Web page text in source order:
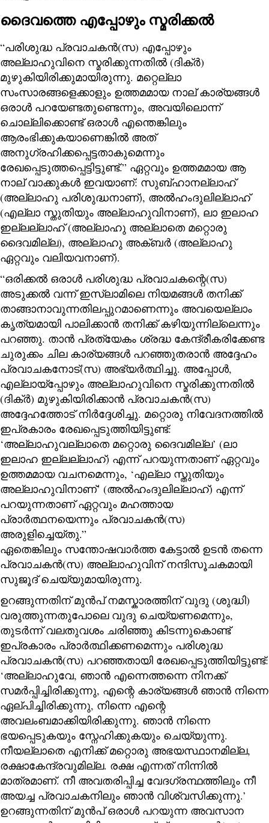
ദൈവത്തെ എപ്പോഴും സ്മരിക്കൽ
“പരിശുദ്ധ പ്രവാചകൻ(സ) എപ്പോഴും
അല്ലാഹുവിനെ സ്മരിക്കുന്നതിൽ (ദിക്ർ)
മുഴുകിയിരിക്കുമായിരുന്നു. മറ്റെല്ലാ
സംസാരങ്ങളെക്കാളും ഉത്തമമായ നാല് കാര്യങ്ങൾ
ഒരാൾ പറയേണ്ടതുണ്ടെന്നും, അവയിലൊന്ന്
ചൊല്ലിക്കൊണ്ട് ഒരാൾ എന്തെങ്കിലും
ആരംഭിക്കുകയാണെങ്കിൽ അത്
അനുഗ്രഹിക്കപ്പെട്ടതാകുമെന്നും
രേഖപ്പെടുത്തപ്പെട്ടിട്ടുണ്ട്.” ഏറ്റവും ഉത്തമമായ ആ
നാല് വാക്കുകൾ ഇവയാണ്: സുബ്ഹാനല്ലാഹ്
(അല്ലാഹു പരിശുദ്ധനാണ്), അൽഹംദുലില്ലാഹ്
(എല്ലാ സ്തുതിയും അല്ലാഹുവിനാണ്), ലാ ഇലാഹ
ഇല്ലല്ലാഹ് (അല്ലാഹു അല്ലാതെ മറ്റൊരു
ദൈവമില്ല), അല്ലാഹു അക്ബർ (അല്ലാഹു
ഏറ്റവും വലിയവനാണ്).
“ഒരിക്കൽ ഒരാൾ പരിശുദ്ധ പ്രവാചകന്റെ(സ)
അടുക്കൽ വന്ന് ഇസ്‌ലാമിലെ നിയമങ്ങൾ തനിക്ക്
താങ്ങാനാവുന്നതിലപ്പുറമാണെന്നും അവയെല്ലാം
കൃത്യമായി പാലിക്കാൻ തനിക്ക് കഴിയുന്നില്ലെന്നും
പറഞ്ഞു. താൻ പ്രത്യേകം ശ്രദ്ധ കേന്ദ്രീകരിക്കേണ്ട
ചുരുക്കം ചില കാര്യങ്ങൾ പറഞ്ഞുതരാൻ അദ്ദേഹം
പ്രവാചകനോട്(സ) അഭ്യർത്ഥിച്ചു. അപ്പോൾ,
എല്ലായ്‌പ്പോഴും അല്ലാഹുവിനെ സ്മരിക്കുന്നതിൽ
(ദിക്ർ) മുഴുകിയിരിക്കാൻ പ്രവാചകൻ(സ)
അദ്ദേഹത്തോട് നിർദ്ദേശിച്ചു. മറ്റൊരു നിവേദനത്തിൽ
ഇപ്രകാരം രേഖപ്പെടുത്തിയിട്ടുണ്ട്:
‘അല്ലാഹുവല്ലാതെ മറ്റൊരു ദൈവമില്ല’ (ലാ
ഇലാഹ ഇല്ലല്ലാഹ്) എന്ന് പറയുന്നതാണ് ഏറ്റവും
ഉത്തമമായ വചനമെന്നും, ‘എല്ലാ സ്തുതിയും
അല്ലാഹുവിനാണ്’ (അൽഹംദുലില്ലാഹ്) എന്ന്
പറയുന്നതാണ് ഏറ്റവും മഹത്തായ
പ്രാർത്ഥനയെന്നും പ്രവാചകൻ(സ)
അരുളിച്ചെയ്തു.”
ഏതെങ്കിലും സന്തോഷവാർത്ത കേട്ടാൽ ഉടൻ തന്നെ
പ്രവാചകൻ(സ) അല്ലാഹുവിന് നന്ദിസൂചകമായി
സുജൂദ് ചെയ്യുമായിരുന്നു.
ഉറങ്ങുന്നതിന് മുൻപ് നമസ്കാരത്തിന് വുദു (ശുദ്ധി)
വരുത്തുന്നതുപോലെ വുദു ചെയ്യണമെന്നും,
തുടർന്ന് വലതുവശം ചരിഞ്ഞു കിടന്നുകൊണ്ട്
ഇപ്രകാരം പ്രാർത്ഥിക്കണമെന്നും പരിശുദ്ധ
പ്രവാചകൻ(സ) പറഞ്ഞതായി രേഖപ്പെടുത്തിയിട്ടുണ്ട്:
‘അല്ലാഹുവേ, ഞാൻ എന്നെത്തന്നെ നിനക്ക്
സമർപ്പിച്ചിരിക്കുന്നു, എന്റെ കാര്യങ്ങൾ ഞാൻ നിന്നെ
ഏല്പിച്ചിരിക്കുന്നു, നിന്നെ എന്റെ
അവലംബമാക്കിയിരിക്കുന്നു. ഞാൻ നിന്നെ
ഭയപ്പെടുകയും സ്നേഹിക്കുകയും ചെയ്യുന്നു.
നീയല്ലാതെ എനിക്ക് മറ്റൊരു അഭയസ്ഥാനമില്ല,
രക്ഷാകേന്ദ്രവുമില്ല. രക്ഷ എന്നത് നിന്നിൽ
മാത്രമാണ്. നീ അവതരിപ്പിച്ച വേദഗ്രന്ഥത്തിലും നീ
അയച്ച പ്രവാചകനിലും ഞാൻ വിശ്വസിക്കുന്നു.’
ഉറങ്ങുന്നതിന് മുൻപ് ഒരാൾ പറയുന്ന അവസാന